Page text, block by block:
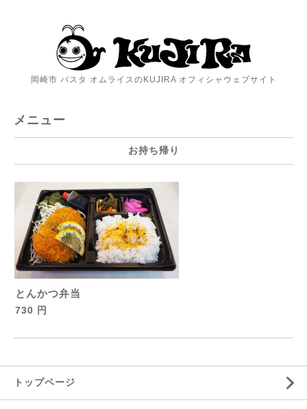
岡崎市 パスタ オムライスのKUJIRA オフィシャウェブサイト
メニュー
お持ち帰り
とんかつ弁当
730 円
トップページ